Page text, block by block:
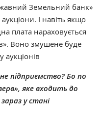
Земельний банк»
І навіть якщо
плата нараховується
Воно змушене буде
аукціонів
підприємство? Бо по
яке входить до
у стані